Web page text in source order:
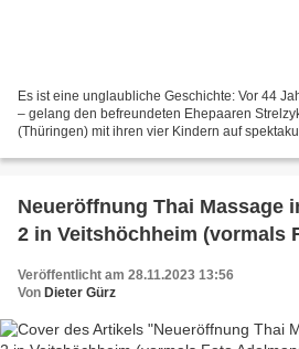
Es ist eine unglaubliche Geschichte: Vor 44
– gelang den befreundeten Ehepaaren
(Thüringen) mit ihren vier Kindern auf
Neueröffnung Thai Massage
2 in Veitshöchheim (vormals
Veröffentlicht am 28.11.2023 13:56
Von Dieter Gürz